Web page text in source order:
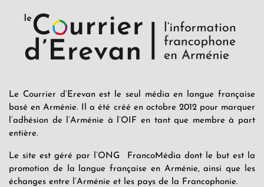
Le Courrier d’Erevan est le seul média en langue française
basé en Arménie. Il a été créé en octobre 2012 pour marquer
l’adhésion de l’Arménie à l’OIF en tant que membre à part
entière.
Le site est géré par l’ONG FrancoMédia dont le but est la
promotion de la langue française en Arménie, ainsi que les
échanges entre l’Arménie et les pays de la Francophonie.